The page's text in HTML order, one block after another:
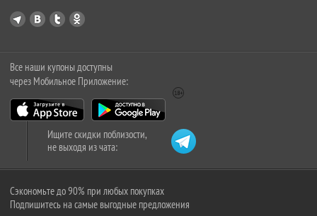
Все наши купоны доступны
через Мобильное Приложение:
Ищите скидки поблизости,
не выходя из чата:
Сэкономьте до 90% при любых покупках
Подпишитесь на самые выгодные предложения